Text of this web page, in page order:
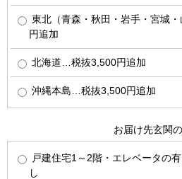
東北（青森・秋田・岩手・宮城
円追加
北海道…税抜3,500円追加
沖縄本島…税抜3,500円追加
お届け先玄関
戸建住宅1～2階・エレベータの
し